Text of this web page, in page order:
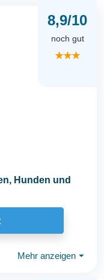
8,9/10
noch gut
★★★
Hunden und
Mehr anzeigen ⏷